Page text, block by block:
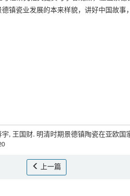
镇瓷业发展的本来样貌，讲好中国故事
, 王国财. 明清时期景德镇陶瓷在亚欧国
上一篇